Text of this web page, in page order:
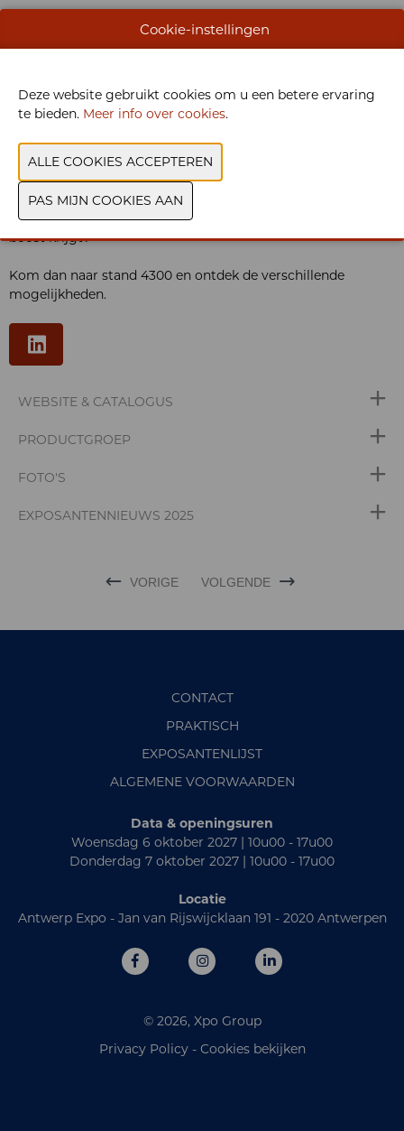
We spreken van de "buyer journey", van een cadans in
prospecteren, van een salescultuur en komen dat allemaal
termen, wel pragmatische tips en tricks omdat wij over alles
in sales uit ervaring spreken.
Ah, aha dat wist ik niet, had ik dat maar eerder geweten, ...
krijgen wij heel vaak te horen en dat inspireert ons elke dag
weer.
Wil jij ook zo'n moment beleven waardoor jouw sales een
boost krijgt?
Kom dan naar stand 4300 en ontdek de verschillende
mogelijkheden.
WEBSITE & CATALOGUS
PRODUCTGROEP
FOTO'S
EXPOSANTENNIEUWS 2025
VORIGE VOLGENDE
CONTACT
PRAKTISCH
EXPOSANTENLIJST
ALGEMENE VOORWAARDEN
Data & openingsuren
Woensdag 6 oktober 2027 | 10u00 - 17u00
Donderdag 7 oktober 2027 | 10u00 - 17u00
Locatie
Antwerp Expo - Jan van Rijswijcklaan 191 - 2020 Antwerpen
© 2026, Xpo Group
Privacy Policy- Cookies bekijken
Cookie-instellingen
Deze website gebruikt cookies om u een betere ervaring
te bieden. Meer info over cookies.